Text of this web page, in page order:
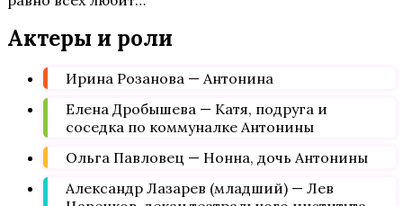
Актеры и роли
Ирина Розанова — Антонина
Елена Дробышева — Катя, подруга и
соседка по коммуналке Антонины
Ольга Павловец — Нонна, дочь Антонины
Александр Лазарев (младший) — Лев